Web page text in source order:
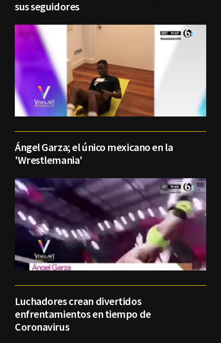
sus seguidores
Ángel Garza; el único mexicano en la
'Wrestlemania'
Luchadores crean divertidos
enfrentamientos en tiempo de
Coronavirus